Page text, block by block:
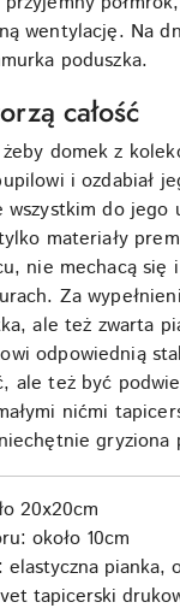
wentylację. Na
poduszka.
całość
domek z
i ozdabiał
wszystkim do jego
materiały
nie mechacą
Za
ale też zwarta
odpowiednią
ale też być
nićmi
20x20cm
około 10cm
elastyczna pianka,
tapicerski